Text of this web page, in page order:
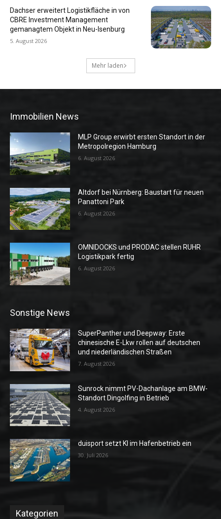
Dachser erweitert Logistikfläche in von
CBRE Investment Management
gemanagtem Objekt in Neu-Isenburg
5. August 2026
Mehr laden
Immobilien News
MLP Group erwirbt ersten Standort in der
Metropolregion Hamburg
6. August 2026
Altdorf bei Nürnberg: Baustart für neuen
Panattoni Park
6. August 2026
OMNIDOCKS und PRODAC stellen RUHR
Logistikpark fertig
6. August 2026
Sonstige News
SuperPanther und Deepway: Erste
chinesische E-Lkw rollen auf deutschen
und niederländischen Straßen
7. August 2026
Sunrock nimmt PV-Dachanlage am BMW-
Standort Dingolfing in Betrieb
4. August 2026
duisport setzt KI im Hafenbetrieb ein
30. Juli 2026
Kategorien